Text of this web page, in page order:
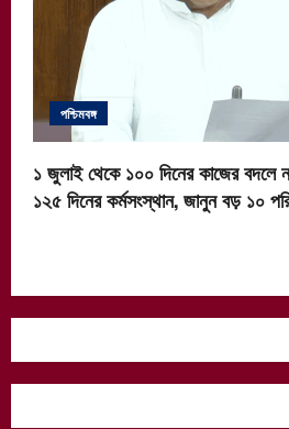
পশ্চিমবঙ্গ
১ জুলাই থেকে ১০০ দিনের কাজের বদলে
১২৫ দিনের কর্মসংস্থান, জানুন বড় ১০